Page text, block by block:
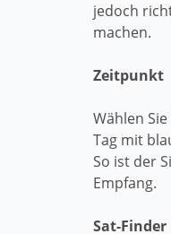
jedoch
machen.
Zeitpunkt
Wählen
Tag mit
So ist der
Empfang.
Sat-Finder